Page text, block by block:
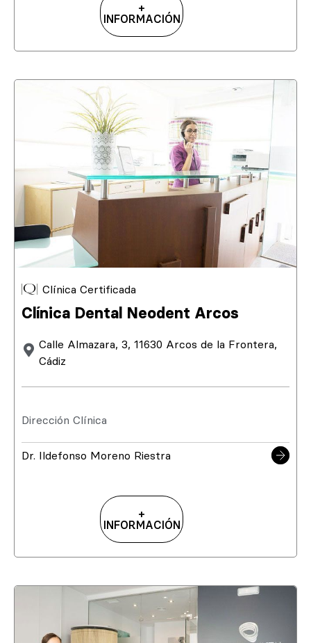
+
INFORMACIÓN
Clínica Certificada
Clínica Dental Neodent Arcos
Calle Almazara, 3, 11630 Arcos de la Frontera,
Cádiz
Dirección Clínica
Dr. Ildefonso Moreno Riestra
+
INFORMACIÓN